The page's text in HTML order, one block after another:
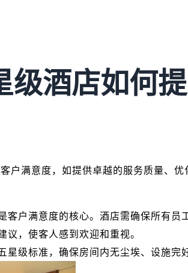
酒店如何
户满意度，如提供卓越的服务质量、
客户满意度的核心。酒店需确保所有员
议，使客人感到欢迎和重视。
星级标准，确保房间内无尘埃、设施完